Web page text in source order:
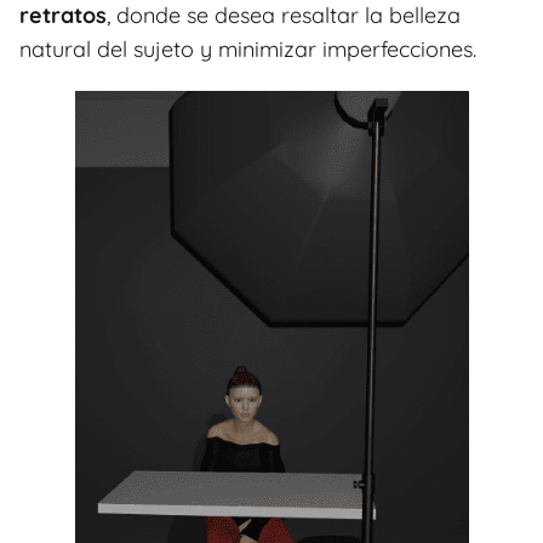
retratos, donde se desea resaltar la belleza
natural del sujeto y minimizar imperfecciones.